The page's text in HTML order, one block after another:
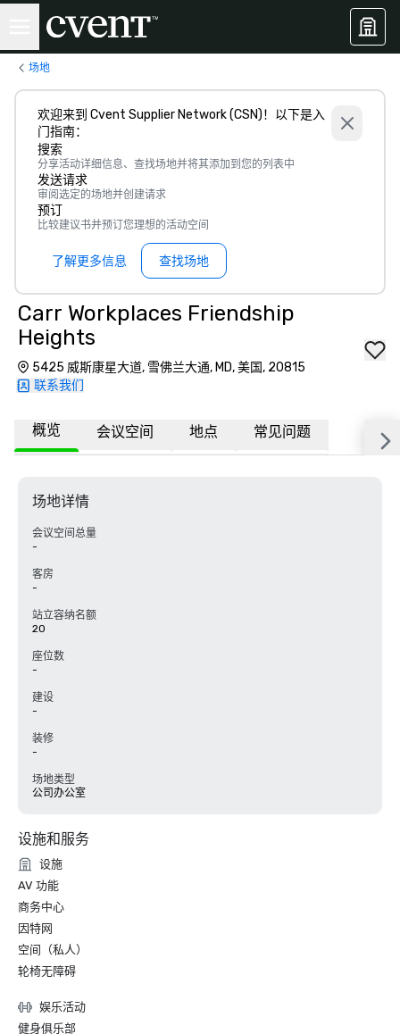
场地
欢迎来到 Cvent Supplier Network (CSN)！以下是入
门指南：
搜索
分享活动详细信息、查找场地并将其添加到您的列表中
发送请求
审阅选定的场地并创建请求
预订
比较建议书并预订您理想的活动空间
了解更多信息 查找场地
Carr Workplaces Friendship
Heights
5425 威斯康星大道, 雪佛兰大通, MD, 美国, 20815
联系我们
概览 会议空间 地点 常见问题
场地详情
会议空间总量
-
客房
-
站立容纳名额
20
座位数
-
建设
-
装修
-
场地类型
公司办公室
设施和服务
设施
AV 功能
商务中心
因特网
空间（私人）
轮椅无障碍
娱乐活动
健身俱乐部